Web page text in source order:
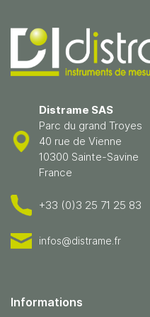
Distrame SAS
Parc du grand Troyes
40 rue de Vienne
10300 Sainte-Savine
France
+33 (0)3 25 71 25 83
infos@distrame.fr
Informations